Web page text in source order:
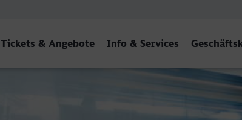
Tickets & Angebote Info & Services